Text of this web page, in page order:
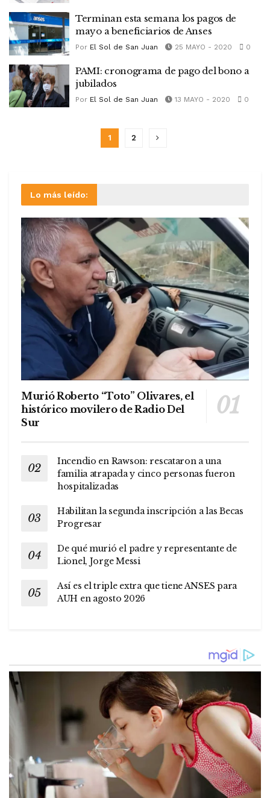
Terminan esta semana los pagos de
mayo a beneficiarios de Anses
Por El Sol de San Juan 25 MAYO - 2020 0
PAMI: cronograma de pago del bono a
jubilados
Por El Sol de San Juan 13 MAYO - 2020 0
1 2
Lo más leído:
Murió Roberto “Toto” Olivares, el
histórico movilero de Radio Del
Sur
Incendio en Rawson: rescataron a una
familia atrapada y cinco personas fueron
hospitalizadas
Habilitan la segunda inscripción a las Becas
Progresar
De qué murió el padre y representante de
Lionel, Jorge Messi
Así es el triple extra que tiene ANSES para
AUH en agosto 2026